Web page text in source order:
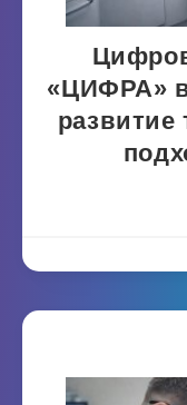
«ЦИФРА»
развитие